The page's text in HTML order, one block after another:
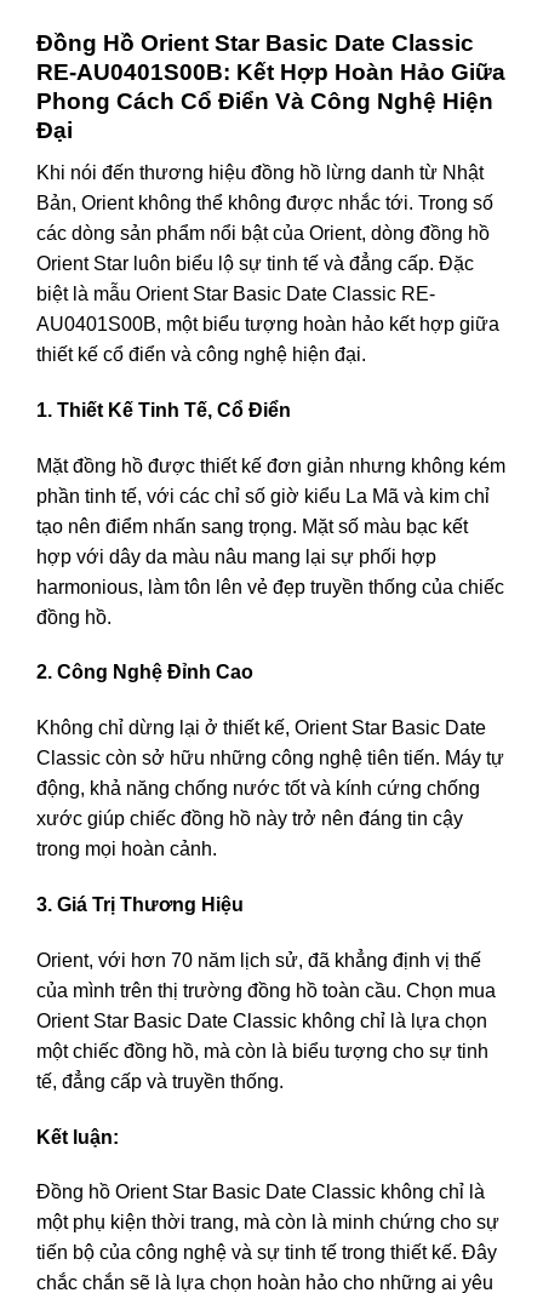
Đồng Hồ Orient Star Basic Date Classic
RE-AU0401S00B: Kết Hợp Hoàn Hảo Giữa
Phong Cách Cổ Điển Và Công Nghệ Hiện
Đại
Khi nói đến thương hiệu đồng hồ lừng danh từ Nhật
Bản, Orient không thể không được nhắc tới. Trong số
các dòng sản phẩm nổi bật của Orient, dòng đồng hồ
Orient Star luôn biểu lộ sự tinh tế và đẳng cấp. Đặc
biệt là mẫu Orient Star Basic Date Classic RE-
AU0401S00B, một biểu tượng hoàn hảo kết hợp giữa
thiết kế cổ điển và công nghệ hiện đại.
1. Thiết Kế Tinh Tế, Cổ Điển
Mặt đồng hồ được thiết kế đơn giản nhưng không kém
phần tinh tế, với các chỉ số giờ kiểu La Mã và kim chỉ
tạo nên điểm nhấn sang trọng. Mặt số màu bạc kết
hợp với dây da màu nâu mang lại sự phối hợp
harmonious, làm tôn lên vẻ đẹp truyền thống của chiếc
đồng hồ.
2. Công Nghệ Đỉnh Cao
Không chỉ dừng lại ở thiết kế, Orient Star Basic Date
Classic còn sở hữu những công nghệ tiên tiến. Máy tự
động, khả năng chống nước tốt và kính cứng chống
xước giúp chiếc đồng hồ này trở nên đáng tin cậy
trong mọi hoàn cảnh.
3. Giá Trị Thương Hiệu
Orient, với hơn 70 năm lịch sử, đã khẳng định vị thế
của mình trên thị trường đồng hồ toàn cầu. Chọn mua
Orient Star Basic Date Classic không chỉ là lựa chọn
một chiếc đồng hồ, mà còn là biểu tượng cho sự tinh
tế, đẳng cấp và truyền thống.
Kết luận:
Đồng hồ Orient Star Basic Date Classic không chỉ là
một phụ kiện thời trang, mà còn là minh chứng cho sự
tiến bộ của công nghệ và sự tinh tế trong thiết kế. Đây
chắc chắn sẽ là lựa chọn hoàn hảo cho những ai yêu